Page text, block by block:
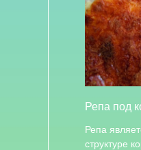
Репа под
Репа
структуре